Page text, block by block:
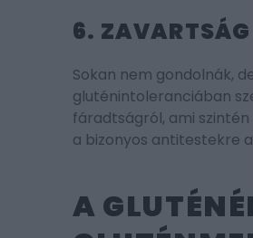
6. ZAVARTSÁG
Sokan nem gondolnák,
gluténintoleranciában
fáradtságról, ami
a bizonyos antitestekre
A